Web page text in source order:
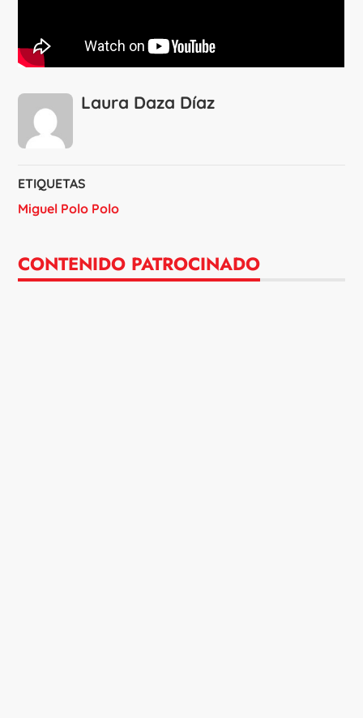
Laura Daza Díaz
ETIQUETAS
Miguel Polo Polo
CONTENIDO PATROCINADO